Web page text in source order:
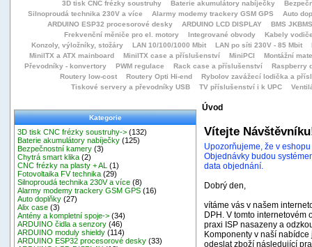
3D tisk CNC frézky soustruhy Baterie akumulátory nabíječky
Silnoproudá technika 230V a více
Alarmy modemy trackery GSM GPS
Auto
ARDUINO ESP32 procesorové desky
ARDUINO LCD DISPLAY
BMS
Frekvenční měniče pro el. motory
Integrované obvody
Kabely
Konzoly, výložníky, stožáry
LAN 10/100/1000 Mbit LAN po síti 230V - 85 Mbit
MiniITX a ATX mainboard
MiniITX case a příslušenství MiniPCI
Montážní
Převodníky - konvertory
PWM regulace Rack case a příslušenství
Raspberry
Routery low-cost
Routery Opti Hi-end
Rybolov zavážecí lodička a přísl
Tiskové servery a převodníky USB
TV příslušenství i k UPC
Kategorie
3D tisk CNC frézky soustruhy-> (132)
Baterie akumulátory nabíječky (125)
Bezpečnostní kamery (3)
Chytrá smart klika (2)
CNC frézky na plasty + AL
(1)
Fotovoltaika FV technika (29)
Silnoproudá technika 230V a více (8)
Alarmy modemy trackery GSM GPS (16)
Auto doplňky (27)
Alix case (3)
Antény a kompletní spoje-> (34)
ARDUINO čidla a senzory (46)
ARDUINO moduly shieldy (114)
ARDUINO ESP32 procesorové desky (33)
Úvod
Vítejte
Upozorňujeme, že v
Objednávky budou
data objednání.
Dobrý den,
vítáme vás v našem
DPH. V tomto internetovém
praxi ISP nasazeny a
Komponenty v naší
odeslat zboží následující